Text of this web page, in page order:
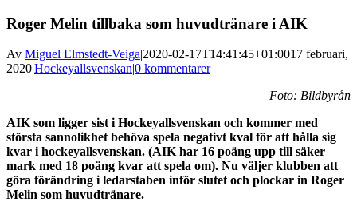
Roger Melin tillbaka som huvudtränare i AIK
Av Miguel Elmstedt-Veiga|2020-02-17T14:41:45+01:0017 februari,
2020|Hockeyallsvenskan|0 kommentarer
Foto: Bildbyrån
AIK som ligger sist i Hockeyallsvenskan och kommer med
största sannolikhet behöva spela negativt kval för att hålla sig
kvar i hockeyallsvenskan. (AIK har 16 poäng upp till säker
mark med 18 poäng kvar att spela om). Nu väljer klubben att
göra förändring i ledarstaben inför slutet och plockar in Roger
Melin som huvudtränare.